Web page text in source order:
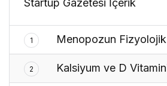
1 Menopozun Fizyolojik
2 Kalsiyum ve D